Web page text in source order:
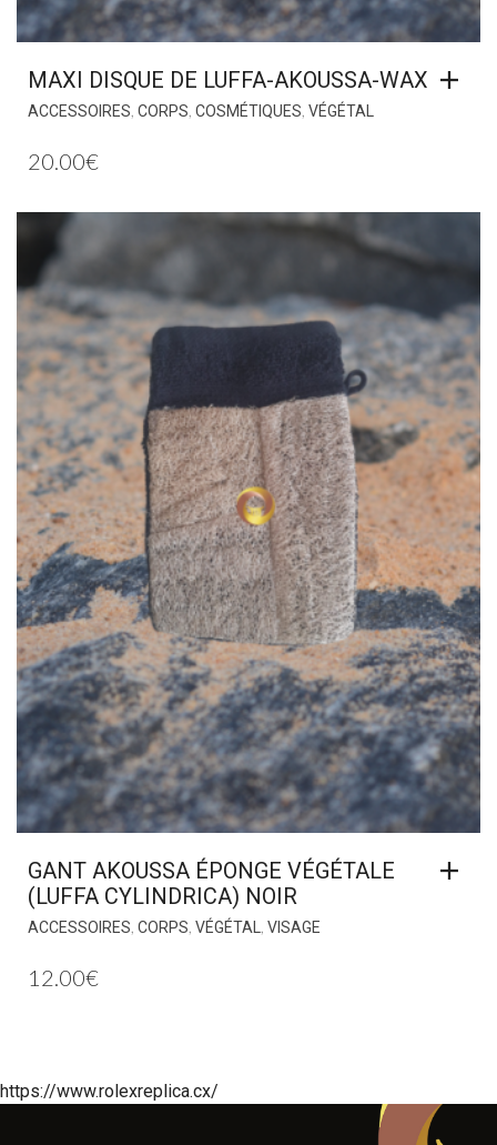
MAXI DISQUE DE LUFFA-AKOUSSA-WAX
ACCESSOIRES, CORPS, COSMÉTIQUES, VÉGÉTAL
20.00€
GANT AKOUSSA ÉPONGE VÉGÉTALE
(LUFFA CYLINDRICA) NOIR
ACCESSOIRES CORPS VÉGÉTAL VISAGE
12.00€
https://www.rolexreplica.cx/